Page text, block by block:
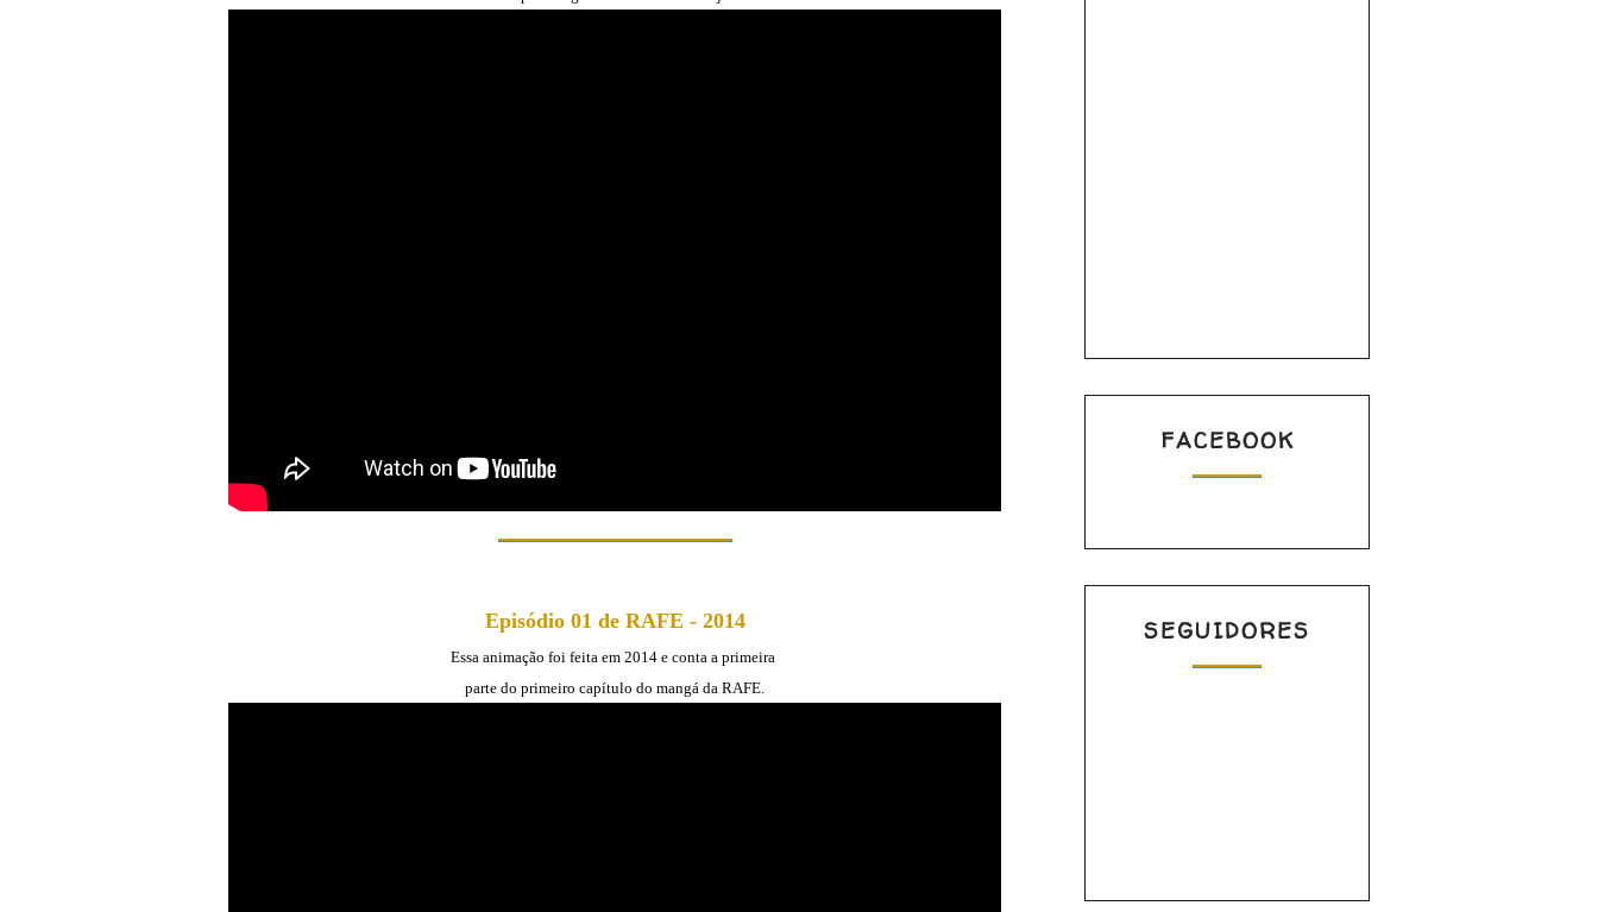
Episódio 01 de RAFE - 2014
Essa animação foi feita em 2014 e conta a primeira
parte do primeiro capítulo do mangá da RAFE.
FACEBOOK
SEGUIDORES